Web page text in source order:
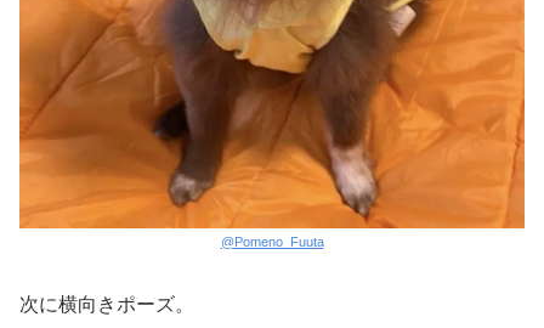
@Pomeno_Fuuta
次に横向きポーズ。